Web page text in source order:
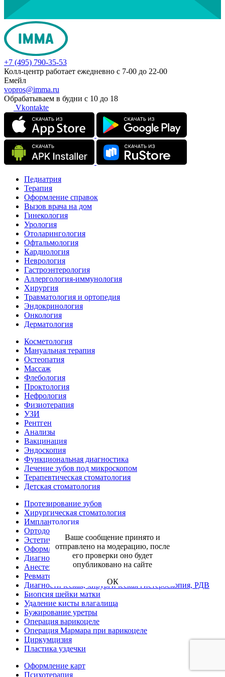
+7 (495) 790-35-53
Колл-центр работает ежедневно с 7-00 до 22-00
Емейл
vopros@imma.ru
Обрабатываем в будни с 10 до 18
Vkontakte
Педиатрия
Терапия
Оформление справок
Вызов врача на дом
Гинекология
Урология
Отоларингология
Офтальмология
Кардиология
Неврология
Гастроэнтерология
Аллергология-иммунология
Хирургия
Травматология и ортопедия
Эндокринология
Онкология
Дерматология
Косметология
Мануальная терапия
Остеопатия
Массаж
Флебология
Проктология
Нефрология
Физиотерапия
УЗИ
Рентген
Анализы
Вакцинация
Эндоскопия
Функциональная диагностика
Лечение зубов под микроскопом
Терапевтическая стоматология
Детская стоматология
Протезирование зубов
Хирургическая стоматология
Имплантология
Ортодонтия
Эстетическая стоматология
Оформление больничного листа
Диагностика
Анестезиология-реаниматология
Ревматология
Диагностическая, хирургическая гистероскопия, РДВ
Биопсия шейки матки
Удаление кисты влагалища
Бужирование уретры
Операция варикоцеле
Операция Мармара при варикоцеле
Циркумцизия
Пластика уздечки
Оформление карт
Психотерапия
Ваше сообщение принято и
отправлено на модерацию, после
его проверки оно будет
опубликовано на сайте
ОК